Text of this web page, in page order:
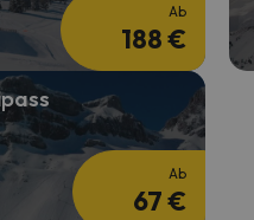
Ab
188 €
Ab
67 €